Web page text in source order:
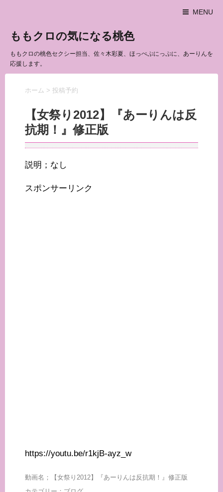
MENU
ももクロの気になる桃色
ももクロの桃色セクシー担当、佐々木彩夏、ほっぺぷにっぷに、あーりんを
応援します。
ホーム > 投稿予約
【女祭り2012】『あーりんは反
抗期！』修正版
説明；なし
スポンサーリンク
https://youtu.be/r1kjB-ayz_w
動画名；【女祭り2012】『あーりんは反抗期！』修正版